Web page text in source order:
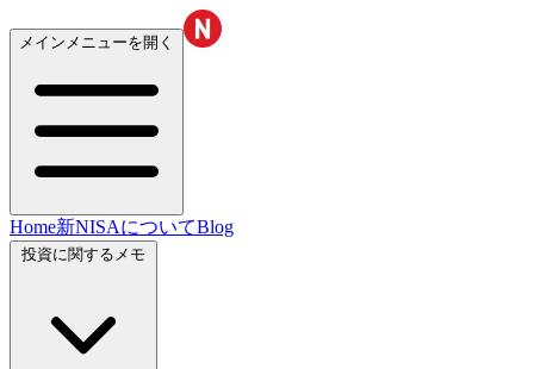
メインメニューを開く
Home新NISAについてBlog